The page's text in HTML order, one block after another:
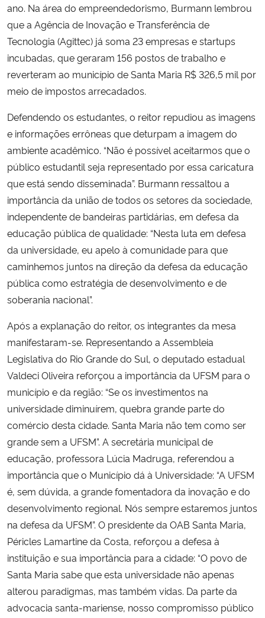
ano. Na área do empreendedorismo, Burmann lembrou
que a Agência de Inovação e Transferência de
Tecnologia (Agittec) já soma 23 empresas e startups
incubadas, que geraram 156 postos de trabalho e
reverteram ao município de Santa Maria R$ 326,5 mil por
meio de impostos arrecadados.
Defendendo os estudantes, o reitor repudiou as imagens
e informações errôneas que deturpam a imagem do
ambiente acadêmico. “Não é possível aceitarmos que o
público estudantil seja representado por essa caricatura
que está sendo disseminada”. Burmann ressaltou a
importância da união de todos os setores da sociedade,
independente de bandeiras partidárias, em defesa da
educação pública de qualidade: “Nesta luta em defesa
da universidade, eu apelo à comunidade para que
caminhemos juntos na direção da defesa da educação
pública como estratégia de desenvolvimento e de
soberania nacional”.
Após a explanação do reitor, os integrantes da mesa
manifestaram-se. Representando a Assembleia
Legislativa do Rio Grande do Sul, o deputado estadual
Valdeci Oliveira reforçou a importância da UFSM para o
município e da região: “Se os investimentos na
universidade diminuírem, quebra grande parte do
comércio desta cidade. Santa Maria não tem como ser
grande sem a UFSM”. A secretária municipal de
educação, professora Lúcia Madruga, referendou a
importância que o Município dá à Universidade: “A UFSM
é, sem dúvida, a grande fomentadora da inovação e do
desenvolvimento regional. Nós sempre estaremos juntos
na defesa da UFSM”. O presidente da OAB Santa Maria,
Péricles Lamartine da Costa, reforçou a defesa à
instituição e sua importância para a cidade: “O povo de
Santa Maria sabe que esta universidade não apenas
alterou paradigmas, mas também vidas. Da parte da
advocacia santa-mariense, nosso compromisso público